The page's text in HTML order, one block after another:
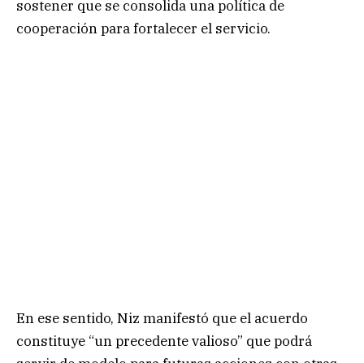
sostener que se consolida una política de
cooperación para fortalecer el servicio.
En ese sentido, Niz manifestó que el acuerdo
constituye “un precedente valioso” que podrá